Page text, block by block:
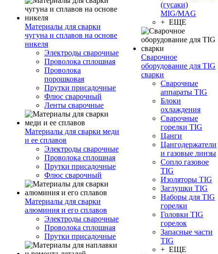
Материалы для сварки
чугуна и сплавов на основе
никеля
Электроды сварочные
Проволока сплошная
Проволока
порошковая
Прутки присадочные
Флюс сварочный
Ленты сварочные
Материалы для сварки меди
и ее сплавов
Электроды сварочные
Проволока сплошная
Прутки присадочные
Флюс сварочный
Материалы для сварки
алюминия и его сплавов
Электроды сварочные
Проволока сплошная
Прутки присадочные
(гусаки)
MIG/MAG
+ ЕЩЕ
Сварочное
оборудование для TIG
сварки
Сварочные
аппараты TIG
Блоки
охлаждения
Сварочные
горелки TIG
Цанги
Цангодержатели
и газовые линзы
Сопло газовое
TIG
Изоляторы TIG
Заглушки TIG
Наборы для TIG
горелки
Головки TIG
горелок
Запасные части
TIG
+ ЕЩЕ